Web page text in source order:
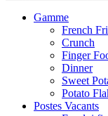
Gamme
French
Crunch
Finger
Dinner
Sweet
Potato
Postes Vacants